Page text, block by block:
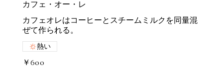
カフェ・オー・レ
カフェオレはコーヒーとスチームミルクを同量混
ぜて作られる。
￥600
熱い